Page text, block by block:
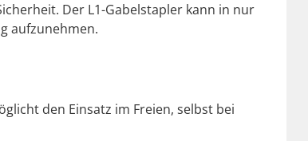
Der L1-Gabel­sta­pler kann in nur
aufzunehmen.
den Ein­satz im Freien, selb­st bei